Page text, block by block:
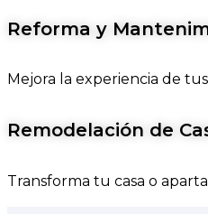
Reforma y
Mejora la experiencia de
Remodelación de
Transforma tu casa o